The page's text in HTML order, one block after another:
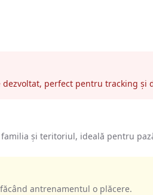
perfect pentru tracking și
și teritoriul, ideală pentru
antrenamentul o plăcere.